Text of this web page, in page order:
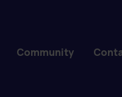
Community